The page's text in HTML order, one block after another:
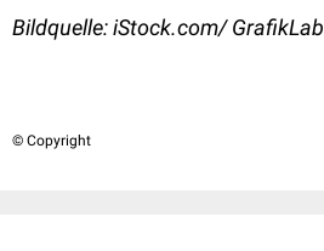
Bildquelle: iStock.com/ GrafikLab
© Copyright